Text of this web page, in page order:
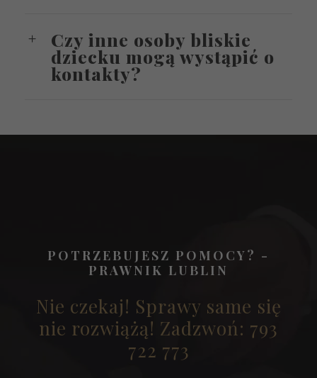
Czy inne osoby bliskie
dziecku mogą wystąpić o
kontakty?
POTRZEBUJESZ POMOCY? -
PRAWNIK LUBLIN
Nie czekaj! Sprawy same się
nie rozwiążą! Zadzwoń: 793
722 773